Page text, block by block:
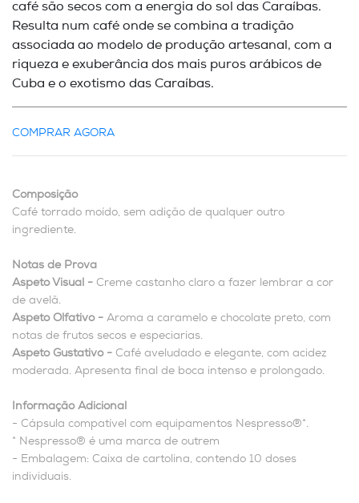
café são secos com a energia do sol das Caraíbas.
Resulta num café onde se combina a tradição
associada ao modelo de produção artesanal, com a
riqueza e exuberância dos mais puros arábicos de
Cuba e o exotismo das Caraíbas.
COMPRAR AGORA
Composição
Café torrado moído, sem adição de qualquer outro
ingrediente.
Notas de Prova
Aspeto Visual - Creme castanho claro a fazer lembrar a cor
de avelã.
Aspeto Olfativo - Aroma a caramelo e chocolate preto, com
notas de frutos secos e especiarias.
Aspeto Gustativo - Café aveludado e elegante, com acidez
moderada. Apresenta final de boca intenso e prolongado.
Informação Adicional
- Cápsula compatível com equipamentos Nespresso®*.
* Nespresso® é uma marca de outrem
- Embalagem: Caixa de cartolina, contendo 10 doses
individuais.